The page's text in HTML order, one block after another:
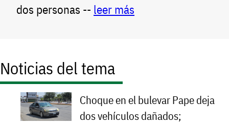
dos personas -- leer más
Noticias del tema
Choque en el bulevar Pape deja
dos vehículos dañados;